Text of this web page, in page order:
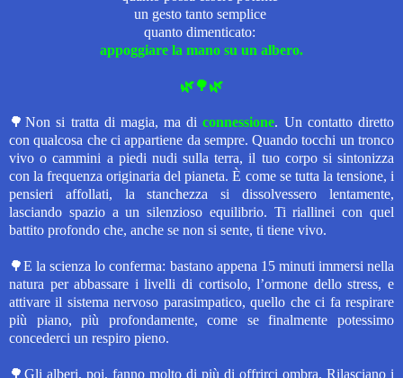
un gesto tanto semplice
quanto dimenticato:
appoggiare la mano su un albero.
🌿🌳🌿
🌳Non si tratta di magia, ma diconnessione. Un contatto diretto
con qualcosa che ci appartiene da sempre. Quando tocchi un tronco
vivo o cammini a piedi nudi sulla terra, il tuo corpo si sintonizza
con la frequenza originaria del pianeta. È come se tutta la tensione, i
pensieri affollati, la stanchezza si dissolvessero lentamente,
lasciando spazio a un silenzioso equilibrio. Ti riallinei con quel
battito profondo che, anche se non si sente, ti tiene vivo.
🌳E la scienza lo conferma: bastano appena 15 minuti immersi nella
natura per abbassare i livelli di cortisolo, l’ormone dello stress, e
attivare il sistema nervoso parasimpatico, quello che ci fa respirare
più piano, più profondamente, come se finalmente potessimo
concederci un respiro pieno.
🌳Gli alberi, poi, fanno molto di più di offrirci ombra. Rilasciano i